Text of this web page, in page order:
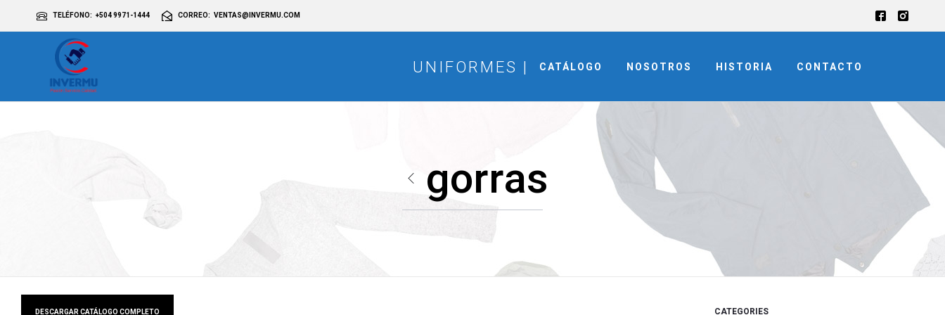
TELÉFONO +504 9971-1444 CORREO VENTAS@INVERMU.COM
CATÁLOGO NOSOTROS HISTORIA CONTACTO
gorras
CATEGORIES
DESCARGAR CATÁLOGO COMPLETO